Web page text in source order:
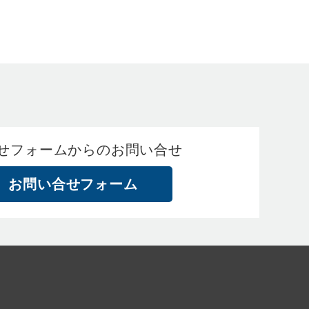
フォームからのお問い合せ
お問い合せフォーム